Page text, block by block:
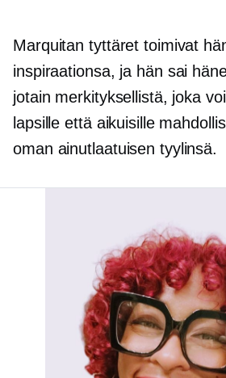
Marquitan tyttäret toimivat
inspiraationsa, ja hän sai
jotain merkityksellistä, joka
lapsille että aikuisille
oman ainutlaatuisen tyylinsä.